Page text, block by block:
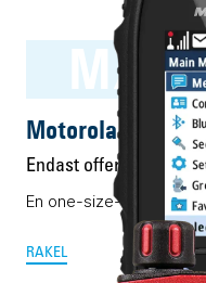
Motorola MXP600
Endast offert
En one-size-fits-all
RAKEL